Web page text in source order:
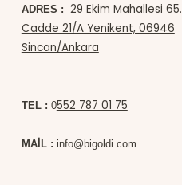
ADRES : 29 Ekim Mahallesi 65.
Cadde 21/A Yenikent, 06946
Sincan/Ankara
TEL : 0552 787 01 75
MAİL : info@bigoldi.com